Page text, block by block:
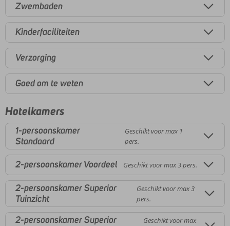
Zwembaden
Kinderfaciliteiten
Verzorging
Goed om te weten
Hotelkamers
1-persoonskamer
Standaard
Geschikt voor max 1
pers.
2-persoonskamer Voordeel Geschikt voor max 3 pers.
2-persoonskamer Superior
Tuinzicht
Geschikt voor max 3
pers.
2-persoonskamer Superior
Geschikt voor max